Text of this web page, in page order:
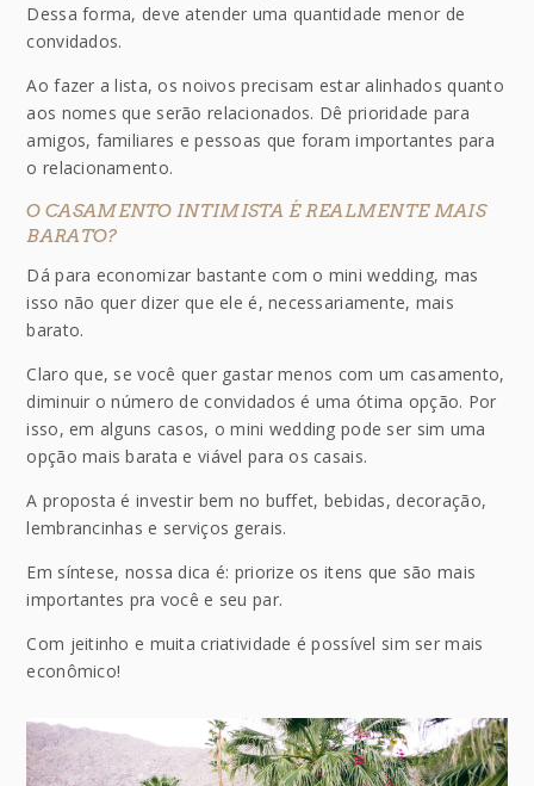
Dessa forma, deve atender uma quantidade menor de
convidados.
Ao fazer a lista, os noivos precisam estar alinhados quanto
aos nomes que serão relacionados. Dê prioridade para
amigos, familiares e pessoas que foram importantes para
o relacionamento.
O CASAMENTO INTIMISTA É REALMENTE MAIS
BARATO?
Dá para economizar bastante com o mini wedding, mas
isso não quer dizer que ele é, necessariamente, mais
barato.
Claro que, se você quer gastar menos com um casamento,
diminuir o número de convidados é uma ótima opção. Por
isso, em alguns casos, o mini wedding pode ser sim uma
opção mais barata e viável para os casais.
A proposta é investir bem no buffet, bebidas, decoração,
lembrancinhas e serviços gerais.
Em síntese, nossa dica é: priorize os itens que são mais
importantes pra você e seu par.
Com jeitinho e muita criatividade é possível sim ser mais
econômico!